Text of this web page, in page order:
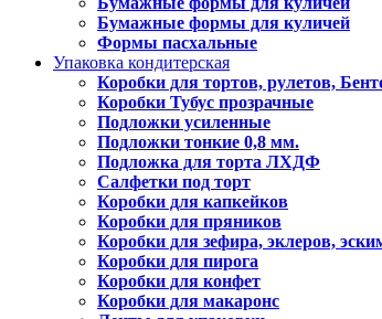
Бумажные формы для куличей
Формы пасхальные
Упаковка кондитерская
Коробки для тортов, рулетов,
Коробки Тубус прозрачные
Подложки усиленные
Подложки тонкие 0,8 мм.
Подложка для торта ЛХДФ
Салфетки под торт
Коробки для капкейков
Коробки для пряников
Коробки для зефира, эклеров,
Коробки для пирога
Коробки для конфет
Коробки для макаронс